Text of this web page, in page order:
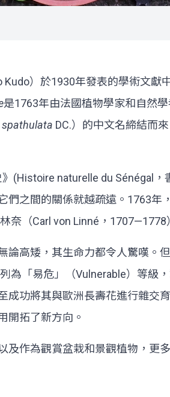
）於1930年發表的學術文
是1763年由法國植物學家和自然
DC.）的中文名締結而
(Histoire naturelle du Sénégal
之間的關係就越疏遠。1763
奈（Carl von Linné，
高矮，其生命力都令人驚嘆。
為「易危」（Vulnerable）等級
功將其與歐洲長壽花進行雜交
開拓了新方向。
作為觀賞盆栽和景觀植物，更